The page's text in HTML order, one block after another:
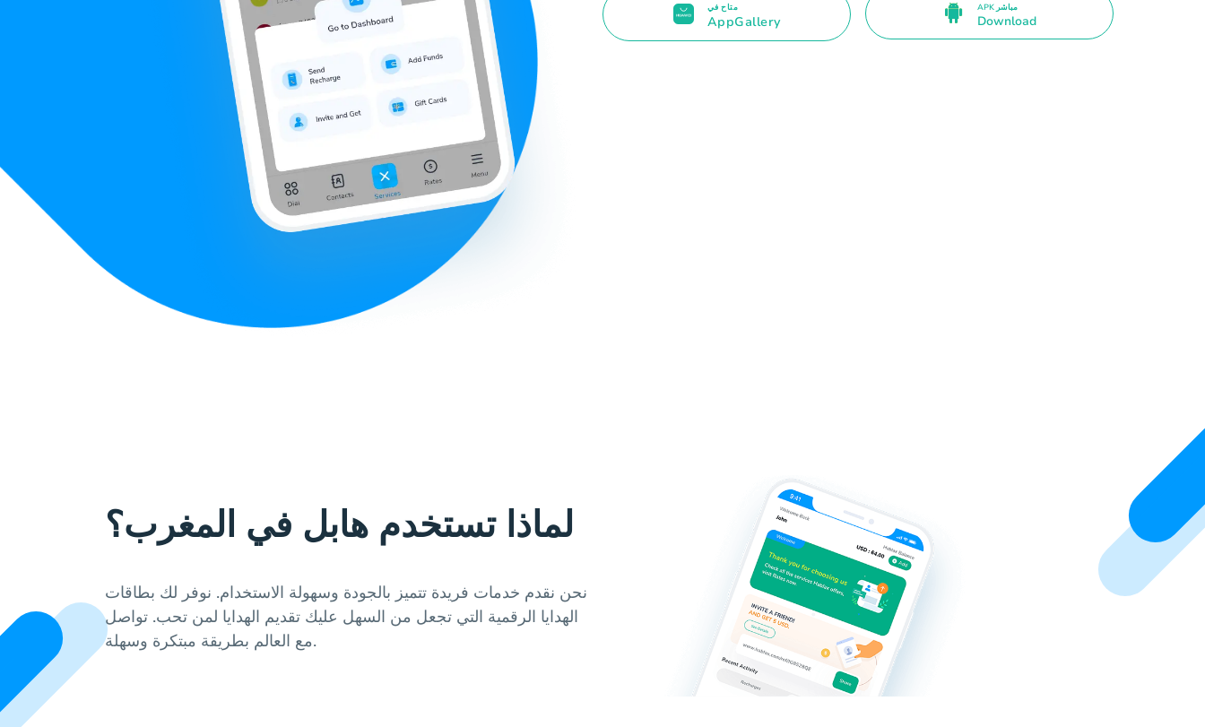
متاح في
AppGallery
APK مباشر
Download
لماذا تستخدم هابل في المغرب؟
نحن نقدم خدمات فريدة تتميز بالجودة وسهولة الاستخدام. نوفر لك بطاقات
الهدايا الرقمية التي تجعل من السهل عليك تقديم الهدايا لمن تحب. تواصل
مع العالم بطريقة مبتكرة وسهلة.